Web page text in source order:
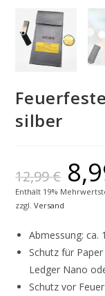
silber
12,99€
Enthält 19%
zzgl.Versand
Abmessung: ca.
Schutz für
Ledger Nano
Schutz vor